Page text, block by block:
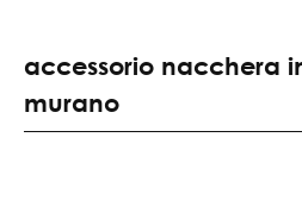
accessorio nacchera
murano